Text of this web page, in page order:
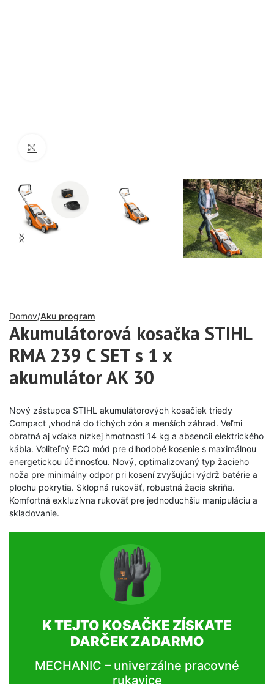
Domov Aku program
Akumulátorová kosačka STIHL
RMA 239 C SET s 1 x
akumulátor AK 30
Nový zástupca STIHL akumulátorových kosačiek triedy
Compact ,vhodná do tichých zón a menších záhrad. Veľmi
obratná aj vďaka nízkej hmotnosti 14 kg a absencii elektrického
kábla. Voliteľný ECO mód pre dlhodobé kosenie s maximálnou
energetickou účinnosťou. Nový, optimalizovaný typ žacieho
noža pre minimálny odpor pri kosení zvyšujúci výdrž batérie a
plochu pokrytia. Sklopná rukoväť, robustná žacia skriňa.
Komfortná exkluzívna rukoväť pre jednoduchšiu manipuláciu a
skladovanie.
K TEJTO KOSAČKE ZÍSKATE
DARČEK ZADARMO
MECHANIC – univerzálne pracovné
rukavice